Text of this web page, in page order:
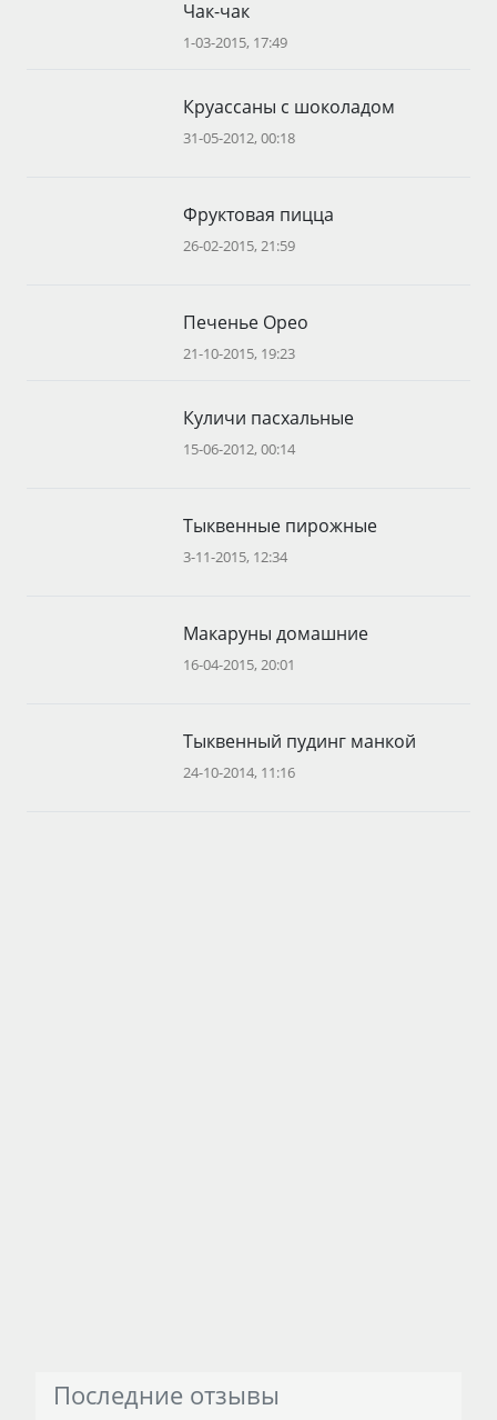
Чак-чак
1-03-2015, 17:49
Круассаны с шоколадом
31-05-2012, 00:18
Фруктовая пицца
26-02-2015, 21:59
Печенье Орео
21-10-2015, 19:23
Куличи пасхальные
15-06-2012, 00:14
Тыквенные пирожные
3-11-2015, 12:34
Макаруны домашние
16-04-2015, 20:01
Тыквенный пудинг манкой
24-10-2014, 11:16
Последние отзывы